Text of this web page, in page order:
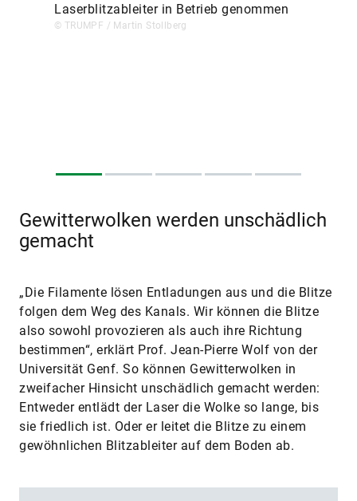
Laserblitzableiter in Betrieb genommen
© TRUMPF / Martin Stollberg
Gewitterwolken werden unschädlich
gemacht
„Die Filamente lösen Entladungen aus und die Blitze
folgen dem Weg des Kanals. Wir können die Blitze
also sowohl provozieren als auch ihre Richtung
bestimmen“, erklärt Prof. Jean-Pierre Wolf von der
Universität Genf. So können Gewitterwolken in
zweifacher Hinsicht unschädlich gemacht werden:
Entweder entlädt der Laser die Wolke so lange, bis
sie friedlich ist. Oder er leitet die Blitze zu einem
gewöhnlichen Blitzableiter auf dem Boden ab.